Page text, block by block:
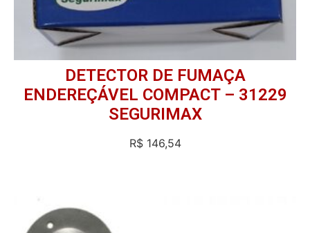
DETECTOR DE FUMAÇA
ENDEREÇÁVEL COMPACT – 31229
SEGURIMAX
R$146,54